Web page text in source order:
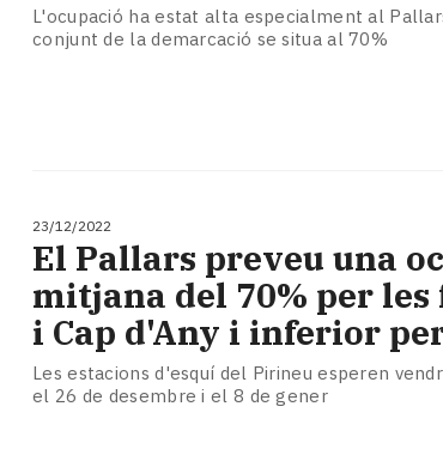
L'ocupació ha estat alta especialment al
conjunt de la demarcació se situa al 70%
23/12/2022
El Pallars preveu una
mitjana del 70% per les
i Cap d'Any i inferior
Les estacions d'esquí del Pirineu esperen
el 26 de desembre i el 8 de gener